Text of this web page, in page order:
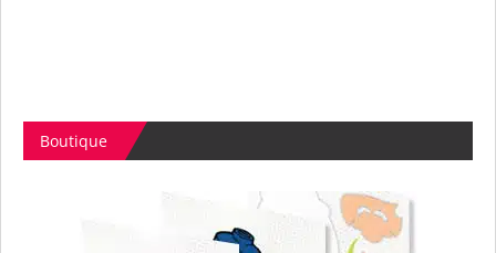
Boutique